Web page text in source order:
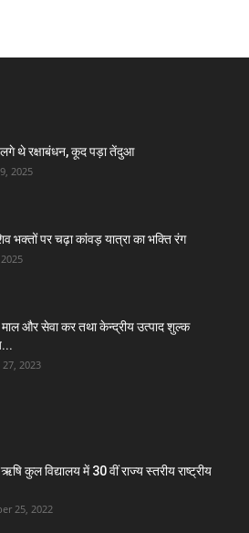
थे रक्षाबंधन, कूद पड़ा तेंदुआ
2025
भक्तों पर चढ़ा कांवड़ यात्रा का भक्ति रंग
माल और सेवा कर तथा केन्द्रीय उत्पाद शुल्क
27, 2023
कुल विद्यालय में 30 वीं राज्य स्तरीय राष्ट्रीय
25, 2022